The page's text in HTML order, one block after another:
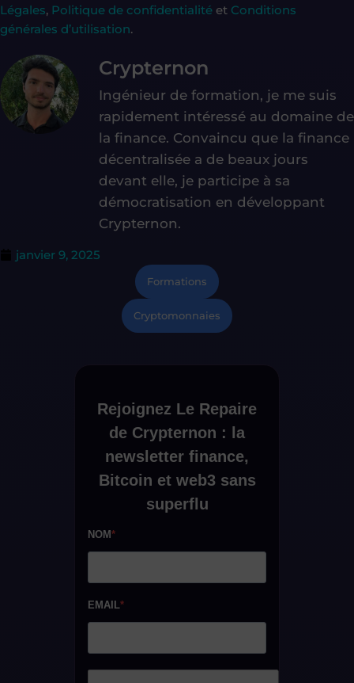
Légales, Politique de confidentialité et Conditions
générales d’utilisation.
Crypternon
Ingénieur de formation, je me suis
rapidement intéressé au domaine de
la finance. Convaincu que la finance
décentralisée a de beaux jours
devant elle, je participe à sa
démocratisation en développant
Crypternon.
janvier 9, 2025
Formations
Cryptomonnaies